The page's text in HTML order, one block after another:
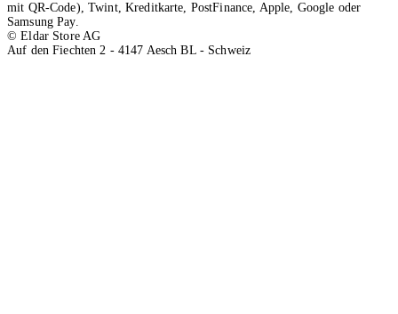
mit QR-Code), Twint, Kreditkarte, PostFinance, Apple, Google oder
Samsung Pay.
© Eldar Store AG
Auf den Fiechten 2 - 4147 Aesch BL - Schweiz